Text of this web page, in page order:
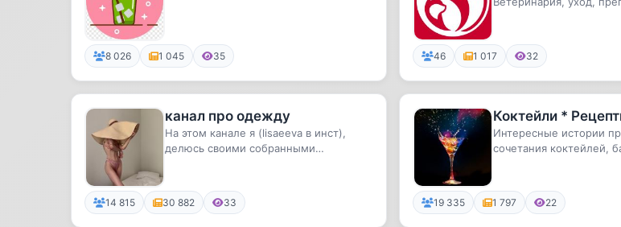
8 026 1 045 35 46 1 017 32
канал про одежду
На этом канале я (lisaeeva в инст),
делюсь своими собранными
14 815 30 882 33
Коктейли *
Интересные истории
сочетания коктейлей,
19 335 1 797 22